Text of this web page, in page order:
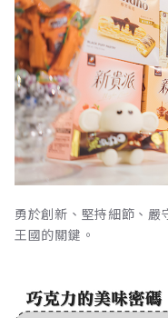
勇於創新、堅持細節、嚴
王國的關鍵。